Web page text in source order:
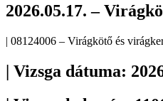
2026.05.17. –
| 08124006 – Virágkötő és
| Vizsga dátuma: